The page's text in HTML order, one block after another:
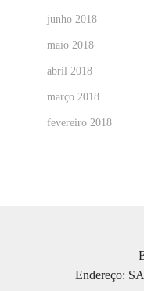
junho 2018
maio 2018
abril 2018
março 2018
fevereiro 2018
Endereço: